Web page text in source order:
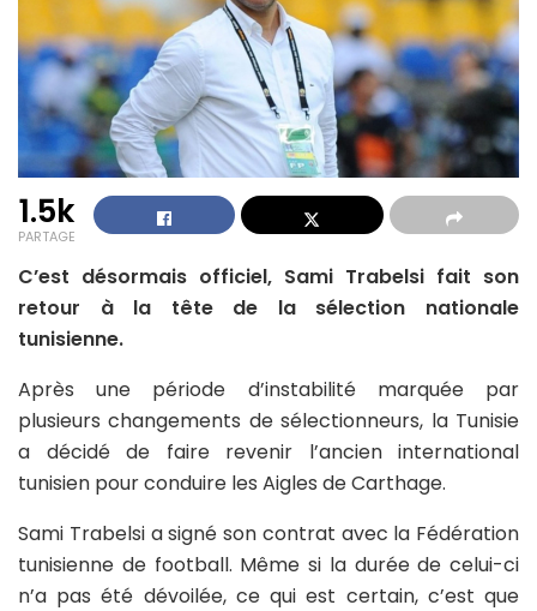
1.5k
PARTAGE
C’est désormais officiel, Sami Trabelsi fait son
retour à la tête de la sélection nationale
tunisienne.
Après une période d’instabilité marquée par
plusieurs changements de sélectionneurs, la Tunisie
a décidé de faire revenir l’ancien international
tunisien pour conduire les Aigles de Carthage.
Sami Trabelsi a signé son contrat avec la Fédération
tunisienne de football. Même si la durée de celui-ci
n’a pas été dévoilée, ce qui est certain, c’est que